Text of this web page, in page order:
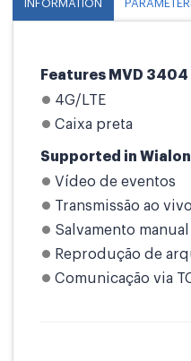
INFORMATION
Features MVD 3404
4G/LTE
Caixa preta
Supported in
Vídeo de eventos
Transmissão ao vivo
Salvamento
Reprodução de
Comunicação via